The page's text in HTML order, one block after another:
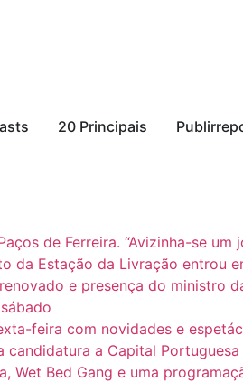
20 Principais
de Ferreira. “Avizinha-se
da Estação da Livração entrou
e presença do ministro
feira com novidades e
a Capital
Wet Bed Gang e uma